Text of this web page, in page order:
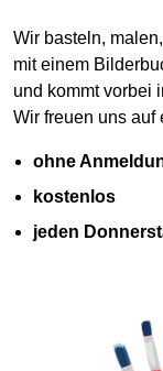
Wir basteln,
mit einem
und kommt vorbei
Wir freuen uns auf
ohne
kostenlos
jeden